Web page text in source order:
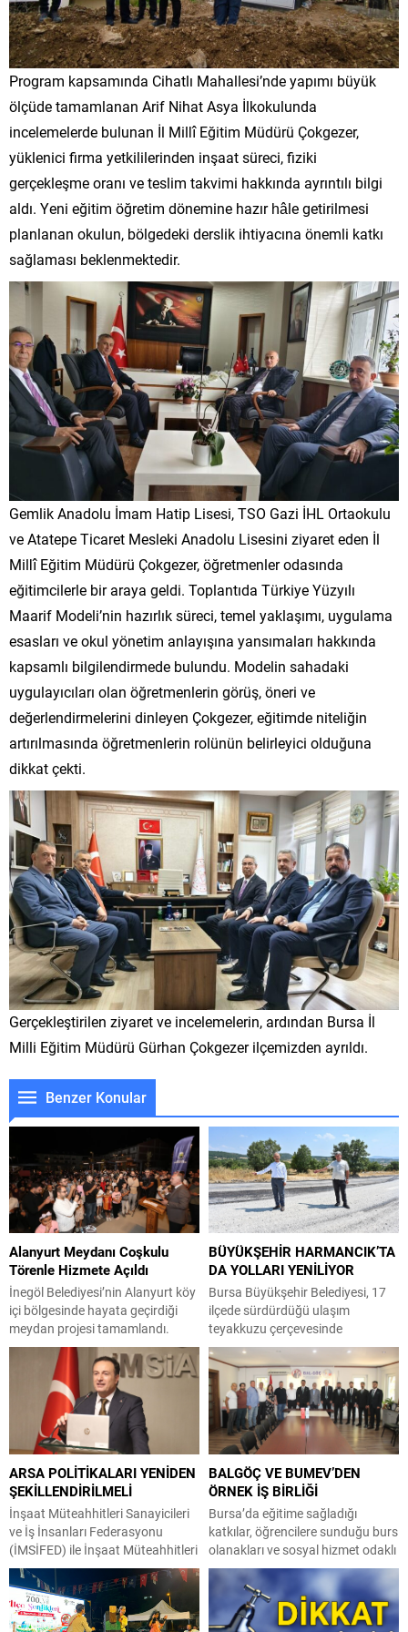
Program kapsamında Cihatlı Mahallesi’nde yapımı büyük
ölçüde tamamlanan Arif Nihat Asya İlkokulunda
incelemelerde bulunan İl Millî Eğitim Müdürü Çokgezer,
yüklenici firma yetkililerinden inşaat süreci, fiziki
gerçekleşme oranı ve teslim takvimi hakkında ayrıntılı bilgi
aldı. Yeni eğitim öğretim dönemine hazır hâle getirilmesi
planlanan okulun, bölgedeki derslik ihtiyacına önemli katkı
sağlaması beklenmektedir.
Gemlik Anadolu İmam Hatip Lisesi, TSO Gazi İHL Ortaokulu
ve Atatepe Ticaret Mesleki Anadolu Lisesini ziyaret eden İl
Millî Eğitim Müdürü Çokgezer, öğretmenler odasında
eğitimcilerle bir araya geldi. Toplantıda Türkiye Yüzyılı
Maarif Modeli’nin hazırlık süreci, temel yaklaşımı, uygulama
esasları ve okul yönetim anlayışına yansımaları hakkında
kapsamlı bilgilendirmede bulundu. Modelin sahadaki
uygulayıcıları olan öğretmenlerin görüş, öneri ve
değerlendirmelerini dinleyen Çokgezer, eğitimde niteliğin
artırılmasında öğretmenlerin rolünün belirleyici olduğuna
dikkat çekti.
Gerçekleştirilen ziyaret ve incelemelerin, ardından Bursa İl
Milli Eğitim Müdürü Gürhan Çokgezer ilçemizden ayrıldı.
Benzer Konular
Alanyurt Meydanı Coşkulu
Törenle Hizmete Açıldı
İnegöl Belediyesi’nin Alanyurt köy
içi bölgesinde hayata geçirdiği
meydan projesi tamamlandı.
İçerisinde; Gastro Kafe, Nöbetçi
Kitaphane, yeşil alanlar, oturma
ve dinlenme alanları, otopark,
ATM noktası gibi pek çok imkanın
sunulduğu meydan, düzenlenen
coşkulu bir törenle hizmete açıldı.
Bölge halkı ilk günden meydana
akın etti. İnegöl Belediyesi’nin
2025 yılı sonunda yapımına...
BÜYÜKŞEHİR HARMANCIK’TA
DA YOLLARI YENİLİYOR
Bursa Büyükşehir Belediyesi, 17
ilçede sürdürdüğü ulaşım
teyakkuzu çerçevesinde
Harmacık ilçesinde 5 mahallenin
yollarını yenileme çalışmalarına
hız verdi. Şahin Biba
başkanlığında başlatılan ulaşım
seferberliği kapsamında Bursa
Büyükşehir Belediyesi Ulaşım
Dairesi Başkanlığı
koordinasyonuyla 17 ilçede yol
yenileme çalışmalarında vites
yükseltildi. Başkan Vekili Biba’nın
göreve geldiği 10 Nisan’dan
bugüne kadar geçen süre...
ARSA POLİTİKALARI YENİDEN
ŞEKİLLENDİRİLMELİ
İnşaat Müteahhitleri Sanayicileri
ve İş İnsanları Federasyonu
(İMSİFED) ile İnşaat Müteahhitleri
Sanayicileri ve İş İnsanları Derneği
(İMSİAD) Başkanı Şeref Demir,
Türkiye’de konut fiyatlarının
dengelenmesi ve kentsel
BALGÖÇ VE BUMEV’DEN
ÖRNEK İŞ BİRLİĞİ
Bursa’da eğitime sağladığı
katkılar, öğrencilere sunduğu burs
olanakları ve sosyal hizmet odaklı
çalışmalarıyla öne çıkan Muş
Eğitim ve Hizmet Vakfı (BUMEV),
sivil toplum kuruluşları ile
arasındaki iş birliğini